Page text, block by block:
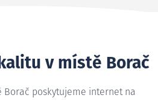
v místě Borač
Borač poskytujeme internet na